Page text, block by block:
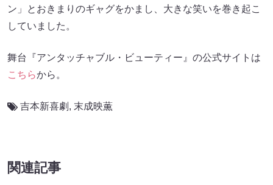
ン」とおきまりのギャグをかまし、大きな笑いを巻き起こ
していました。
舞台『アンタッチャブル・ビューティー』の公式サイトは
こちらから。
吉本新喜劇 , 末成映薫
関連記事